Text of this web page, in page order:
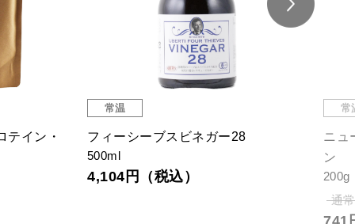
テイン・
常温
フィーシーブスビネガー28
500ml
4,104円（税込）
常
ニュ
ン
200g
通